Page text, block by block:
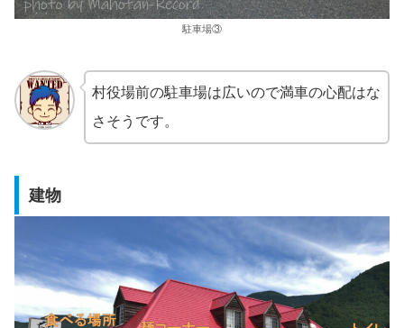
駐車場③
村役場前の駐車場は広いので満車の心配はな
さそうです。
建物